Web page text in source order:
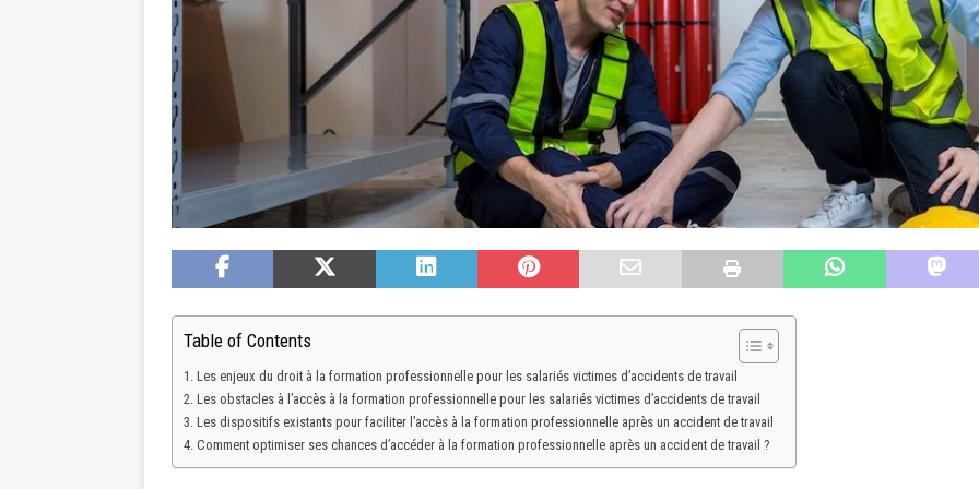
Table of Contents
Les enjeux du droit à la formation professionnelle pour les salariés victimes d’accidents de travail
Les obstacles à l’accès à la formation professionnelle pour les salariés victimes d’accidents de travail
Les dispositifs existants pour faciliter l’accès à la formation professionnelle après un accident de travail
Comment optimiser ses chances d’accéder à la formation professionnelle après un accident de travail ?